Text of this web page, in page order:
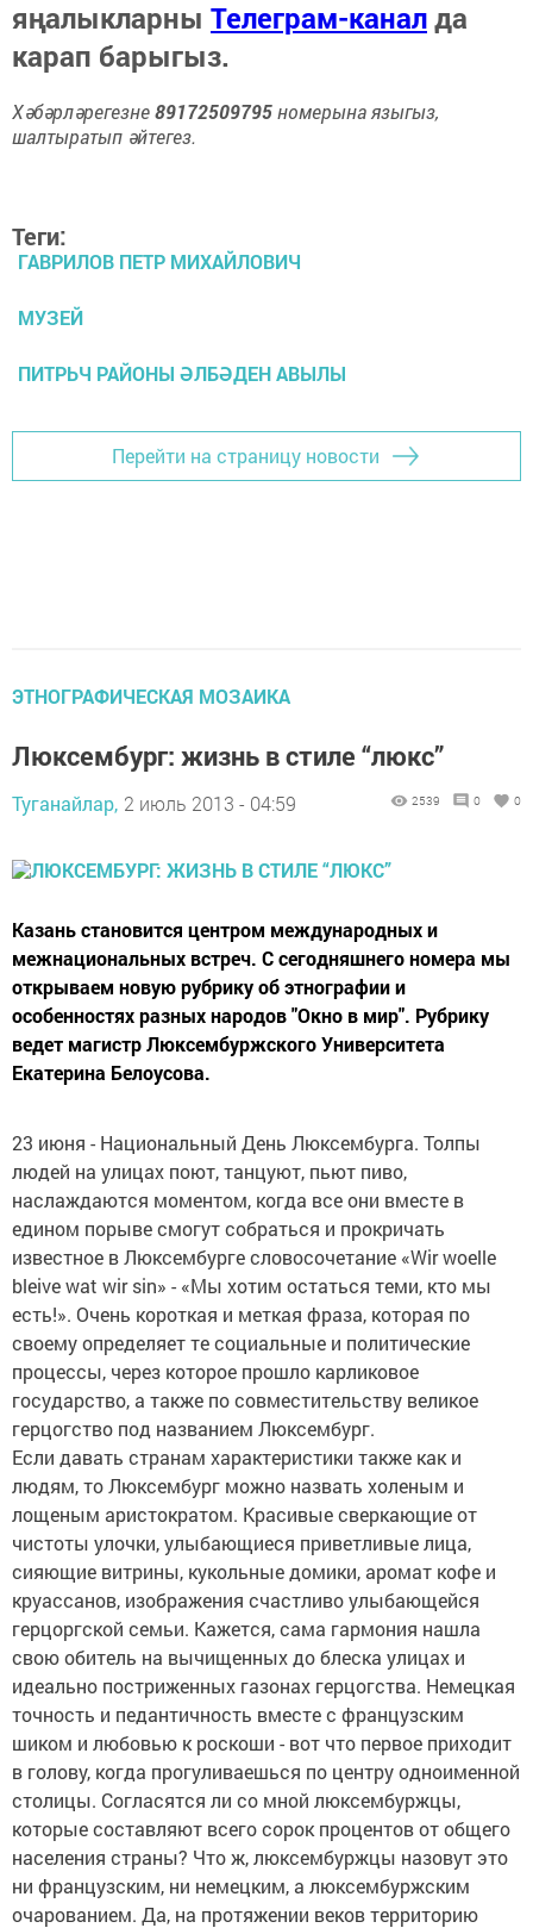
яңалыкларны Телеграм-каналда
карап барыгыз.
Хәбәрләрегезне89172509795номерына языгыз,
шалтыратып әйтегез.
Теги:
ГАВРИЛОВ ПЕТР МИХАЙЛОВИЧ
МУЗЕЙ
ПИТРЬЧ РАЙОНЫ ӘЛБӘДЕН АВЫЛЫ
Перейти на страницу новости
ЭТНОГРАФИЧЕСКАЯ МОЗАИКА
Люксембург: жизнь в стиле “люкс”
Туганайлар, 2 июль 2013 - 04:59 2539 0 0
Казань становится центром международных и
межнациональных встреч. С сегодняшнего номера мы
открываем новую рубрику об этнографии и
особенностях разных народов "Окно в мир". Рубрику
ведет магистр Люксембуржского Университета
Екатерина Белоусова.
23 июня - Национальный День Люксембурга. Толпы
людей на улицах поют, танцуют, пьют пиво,
наслаждаются моментом, когда все они вместе в
едином порыве смогут собраться и прокричать
известное в Люксембурге словосочетание «Wir woelle
bleive wat wir sin» - «Мы хотим остаться теми, кто мы
есть!». Очень короткая и меткая фраза, которая по
своему определяет те социальные и политические
процессы, через которое прошло карликовое
государство, а также по совместительству великое
герцогство под названием Люксембург.
Если давать странам характеристики также как и
людям, то Люксембург можно назвать холеным и
лощеным аристократом. Красивые сверкающие от
чистоты улочки, улыбающиеся приветливые лица,
сияющие витрины, кукольные домики, аромат кофе и
круассанов, изображения счастливо улыбающейся
герцоргской семьи. Кажется, сама гармония нашла
свою обитель на вычищенных до блеска улицах и
идеально постриженных газонах герцогства. Немецкая
точность и педантичность вместе с французским
шиком и любовью к роскоши - вот что первое приходит
в голову, когда прогуливаешься по центру одноименной
столицы. Согласятся ли со мной люксембуржцы,
которые составляют всего сорок процентов от общего
населения страны? Что ж, люксембуржцы назовут это
ни французским, ни немецким, а люксембуржским
очарованием. Да, на протяжении веков территорию